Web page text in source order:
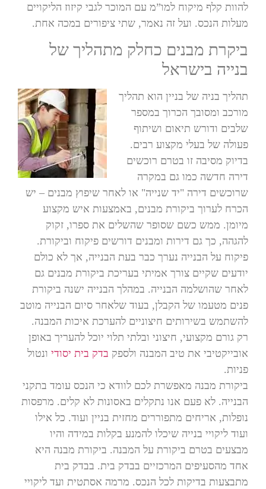
להוות קלף מיקוח למו”מ עם המוכר לגבי קיזוז הליקויים
מעלות הנכס. ועל זה נאמר, שתי ציפורים במכה אחת.
ביקרת מבנים כחלק מתהליך של
בנייה בישראל
תהליך בניה של בניין הוא תהליך
מורכב ומסובך הכרוך במספר
שלבים ודורש תיאום ושיתוף
פעולה של בעלי מקצוע רבים.
בדיוק מסיבה זו בטרם רוכשים
דירה חדשה כמו גם במקרה
שרוכשים דירה "יד שנייה" או לאחר שיפוץ מבנים – יש
הכרח לערוך ביקורת מבנים, באמצעות איש מקצוע
מיומן. ממש כשם שסופר שהשלים את ספרו, זקוק
להגהה, כך גם דירות ומבנים דורשים פיקוח וביקורת.
פיקוח על הבנייה נערך כבר בעת הבנייה, אך לא כולם
יודעים שקיים צורך אמיתי בעריכת ביקורת מבנים גם
לאחר שהושלמה הבנייה. במהלך הבנייה ישנה ביקורת
פנים מטעמו של הקבלן, בעוד שלאחר סיום הבנייה מוטב
להשתמש בשירותים חיצוניים להערכת איכות המבנה.
רק גורם מקצועי, חיצוני ובלתי תלוי יוכל להעריך באופן
אובייקטיבי את טיב המבנה ולספק בדק בית יסודי ונטול
פניות.
ביקורת מבנה מאפשרת לכם לוודא כי הנכס עומד בתקני
הבנייה. לא פעם אנו נתקלים באסונות לא קלים. מרפסות
נופלות, אריחים מתפוררים מחזית בניין ועוד. כל אילו
ועוד ליקויי בנייה שיכלו להמנע בקלות במידה והיו
מבצעים בטרם ביקורת על המבנה. ביקורת מבנה היא
אחד מהסעיפים המרכזיים בבדק בית. בבדק בית
מתבצעות בדיקות לכל הנכס. מרמה אסתטית ועד ליקויי